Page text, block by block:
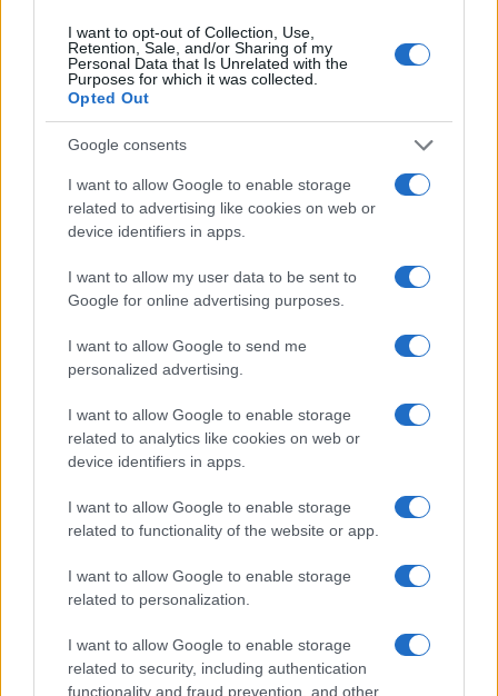
I want to opt-out of Collection, Use,
Retention, Sale, and/or Sharing of my
Personal Data that Is Unrelated with the
Purposes for which it was collected.
Opted Out
Google consents
I want to allow Google to enable storage
related to advertising like cookies on web or
device identifiers in apps.
I want to allow my user data to be sent to
Google for online advertising purposes.
I want to allow Google to send me
personalized advertising.
I want to allow Google to enable storage
related to analytics like cookies on web or
device identifiers in apps.
I want to allow Google to enable storage
related to functionality of the website or app.
I want to allow Google to enable storage
related to personalization.
I want to allow Google to enable storage
related to security, including authentication
functionality and fraud prevention, and other
Nem megveszekedett formanyelvi merénylő, de egy sort
sem hagy gyújtózsinór nélkül. Igazat foglal magába a
fülszöveg: ?a mindennapi beszélt változathoz közel álló?
nyelvezet uralja az alkotást. E nyelvezet azonban
monologizálás ? és a külső verbális megnyilvánulások
(köztük a ?szerelmi duettek?) különbsége. Mindkettőben
kiegészítések, amelyek egyértelműen a literarizáltság
tipográfiai elkülönítések fölébe kerekedve maga a
szólelemény, mondatalakítás választja el azokat a
beszédmódozatokat, amelyeket a két főalak személyes
érintkezéskor, telefonbeszélgetésben, számítógépes
kommunikálásban, a nyomtatásra váró fogalmazásban
alkalmaz.
Bár az időbontás, az állandó helyszínváltás (a filozofikusan
felsűrített útonlét, a domináns út-motívum), az ezredvég
történéseihez fűzött morális és indulati kommentárok, a
szexuális fűtöttség ábrázolására szánt eredményes